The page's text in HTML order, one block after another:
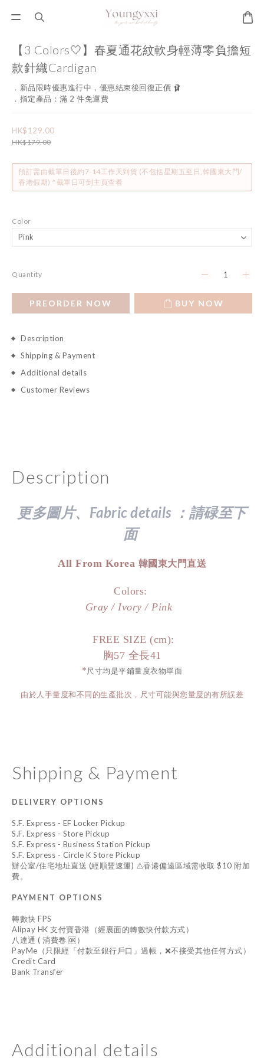
【3 Colors🤍】春夏通花紋軟身輕薄零負擔短
款針織Cardigan
．新品限時優惠進行中，優惠結束後回復正價 🩰
．指定產品：滿 2 件免運費
HK$129.00
HK$179.00
預訂需由截單日後約7-14工作天到貨 (不包括星期五至日,韓國東大門/
香港假期) ^截單日可到主頁查看
Color
Quantity
PREORDER NOW BUY NOW
Description
Shipping & Payment
Additional details
Customer Reviews
Description
更多圖片、Fabric details ：請碌至下
面
All From Korea 韓國東大門直送
Colors:
Gray / Ivory / Pink
FREE SIZE (cm):
胸57 全長41
*尺寸均是平鋪量度衣物單面
由於人手量度和不同的生產批次，尺寸可能與您量度的有所誤差
Shipping & Payment
DELIVERY OPTIONS
S.F. Express - EF Locker Pickup
S.F. Express - Store Pickup
S.F. Express - Business Station Pickup
S.F. Express - Circle K Store Pickup
辦公室/住宅地址直送 (經順豐速運) ⚠️香港偏遠區域需收取 $10 附加
費。
PAYMENT OPTIONS
轉數快 FPS
Alipay HK 支付寶香港（經裏面的轉數快付款方式）
八達通 ( 消費卷 🆗）
PayMe（只限經「付款至銀行戶口」過帳，❌不接受其他任何方式）
Credit Card
Bank Transfer
Additional details